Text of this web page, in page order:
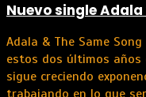
Nuevo single
Adala & The Same
estos dos últimos años
sigue creciendo